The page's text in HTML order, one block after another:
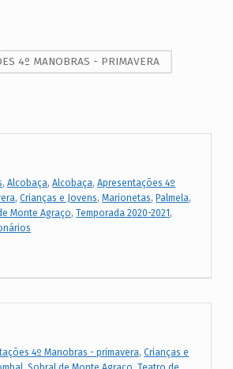
4º MANOBRAS - PRIMAVERA
,Alcobaça,Alcobaça,Apresentações 4º
,Crianças e Jovens,Marionetas, Palmela,
Monte Agraço,Temporada 2020-2021 ,
4º Manobras - primavera,Crianças e